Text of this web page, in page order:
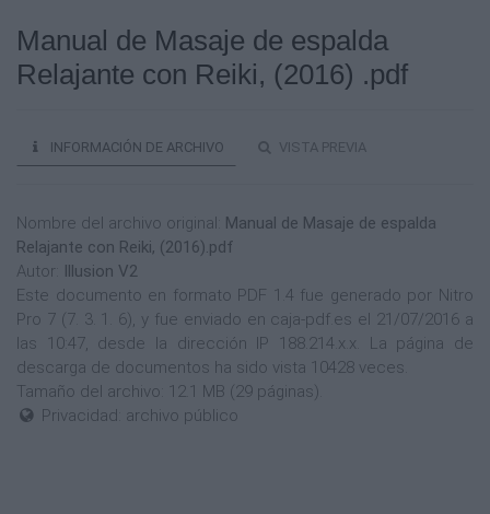
Manual de Masaje de espalda
Relajante con Reiki, (2016) .pdf
INFORMACIÓN DE ARCHIVO VISTA PREVIA
Nombre del archivo original: Manual de Masaje de espalda
Relajante con Reiki, (2016).pdf
Autor: Illusion V2
Este documento en formato PDF 1.4 fue generado por Nitro
Pro 7 (7. 3. 1. 6), y fue enviado en caja-pdf.es el 21/07/2016 a
las 10:47, desde la dirección IP 188.214.x.x. La página de
descarga de documentos ha sido vista 10428 veces.
Tamaño del archivo: 12.1 MB (29 páginas).
Privacidad: archivo público